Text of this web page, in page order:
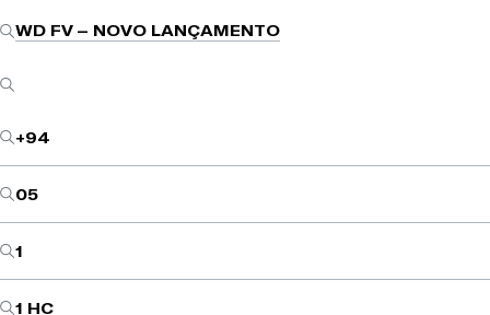
WD FV – NOVO LANÇAMENTO
+94
05
1
1 HC